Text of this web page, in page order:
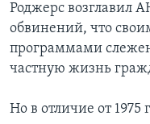
Роджерс возглавил
обвинений, что
программами
частную жизнь
Но в отличие от 1975